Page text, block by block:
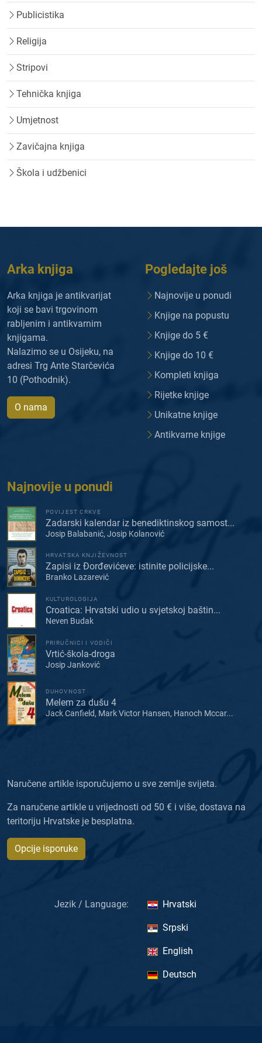
Publicistika
Religija
Stripovi
Tehnička knjiga
Umjetnost
Zavičajna knjiga
Škola i udžbenici
Arka knjiga
Arka knjiga je antikvarijat
koji se bavi trgovinom
rabljenim i antikvarnim
knjigama.
Nalazimo se u Osijeku, na
adresi Trg Ante Starčevića
10 (Pothodnik).
O nama
Pogledajte još
Najnovije u ponudi
Knjige na popustu
Knjige do 5 €
Knjige do 10 €
Kompleti knjiga
Rijetke knjige
Unikatne knjige
Antikvarne knjige
Najnovije u ponudi
POVIJEST CRKVE
Zadarski kalendar iz benediktinskog samost...
Josip Balabanić, Josip Kolanović
HRVATSKA KNJIŽEVNOST
Zapisi iz Đorđevićeve: istinite policijske...
Branko Lazarević
KULTUROLOGIJA
Croatica: Hrvatski udio u svjetskoj baštin...
Neven Budak
PRIRUČNICI I VODIČI
Vrtić-škola-droga
Josip Janković
DUHOVNOST
Melem za dušu 4
Jack Canfield, Mark Victor Hansen, Hanoch Mccar...
Naručene artikle isporučujemo u sve zemlje svijeta.
Za naručene artikle u vrijednosti od 50 € i više, dostava na
teritoriju Hrvatske je besplatna.
Opcije isporuke
Jezik / Language: Hrvatski
Srpski
English
Deutsch